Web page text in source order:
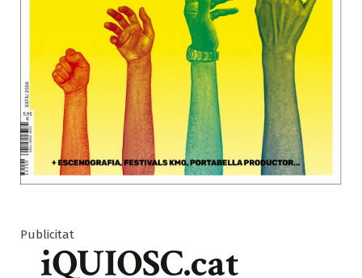
Publicitat